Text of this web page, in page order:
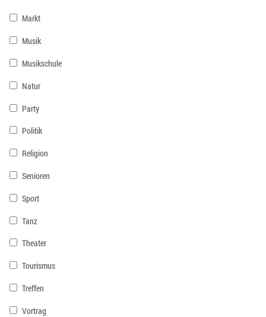
Markt
Musik
Musikschule
Natur
Party
Politik
Religion
Senioren
Sport
Tanz
Theater
Tourismus
Treffen
Vortrag